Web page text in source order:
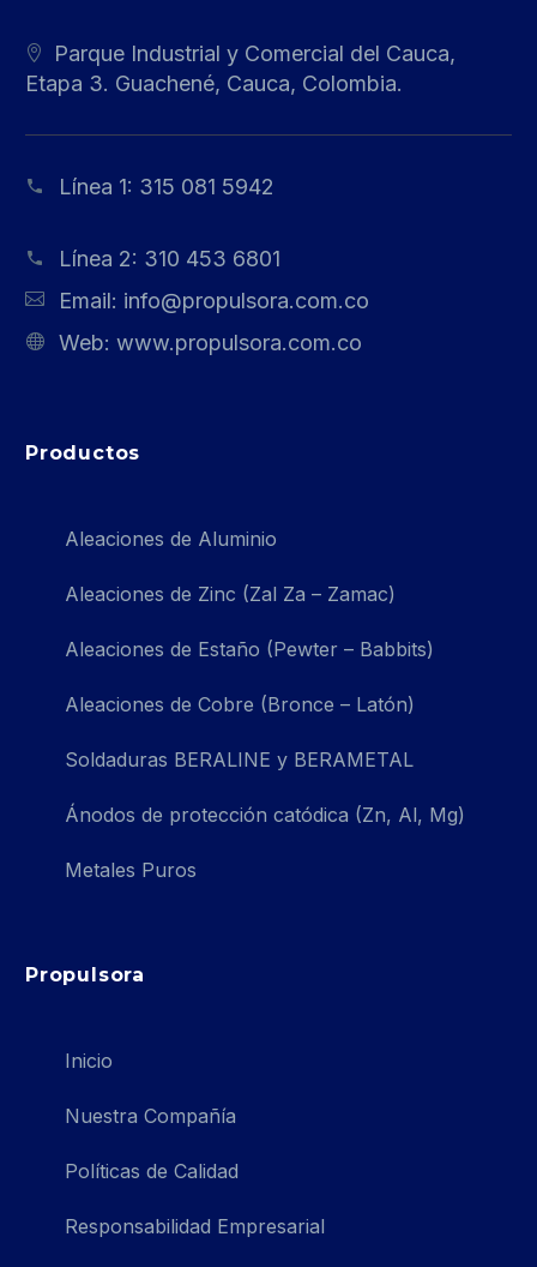
Parque Industrial y Comercial del Cauca,
Etapa 3. Guachené, Cauca, Colombia.
Línea 1: 315 081 5942
Línea 2: 310 453 6801
Email: info@propulsora.com.co
Web: www.propulsora.com.co
Productos
Aleaciones de Aluminio
Aleaciones de Zinc (Zal Za – Zamac)
Aleaciones de Estaño (Pewter – Babbits)
Aleaciones de Cobre (Bronce – Latón)
Soldaduras BERALINE y BERAMETAL
Ánodos de protección catódica (Zn, Al, Mg)
Metales Puros
Propulsora
Inicio
Nuestra Compañía
Políticas de Calidad
Responsabilidad Empresarial